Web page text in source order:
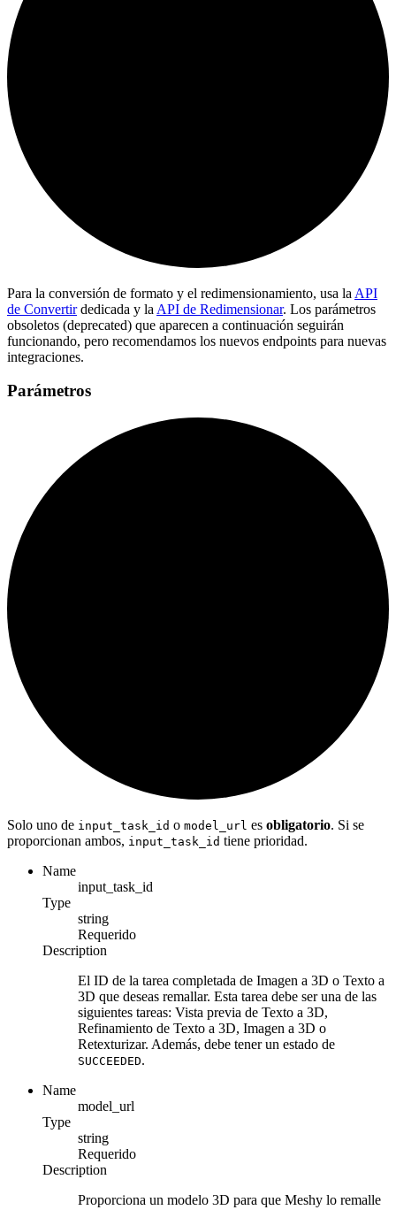
Para la conversión de formato y el redimensionamiento, usa la API
de Convertirdedicada y la API de Redimensionar. Los parámetros
obsoletos (deprecated) que aparecen a continuación seguirán
funcionando, pero recomendamos los nuevos endpoints para nuevas
integraciones.
Parámetros
Solo uno de input_task_id o model_url es obligatorio. Si se
proporcionan ambos, input_task_id tiene prioridad.
Name
input_task_id
Type
string
Requerido
Description
El ID de la tarea completada de Imagen a 3D o Texto a
3D que deseas remallar. Esta tarea debe ser una de las
siguientes tareas: Vista previa de Texto a 3D,
Refinamiento de Texto a 3D, Imagen a 3D o
Retexturizar. Además, debe tener un estado de
SUCCEEDED.
Name
model_url
Type
string
Requerido
Description
Proporciona un modelo 3D para que Meshy lo remalle